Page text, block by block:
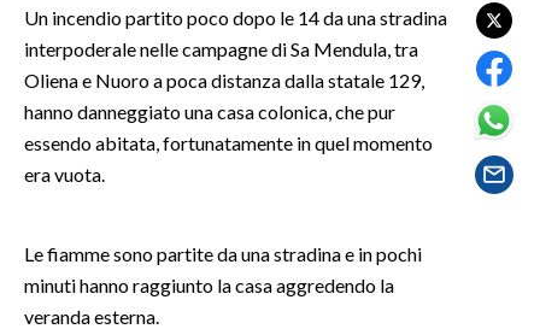
CULTURA
SALUTE
SARDI NEL MONDO
Un incendio partito poco dopo le 14 da una stradina
interpoderale nelle campagne di Sa Mendula, tra
Oliena e Nuoro a poca distanza dalla statale 129,
hanno danneggiato una casa colonica, che pur
essendo abitata, fortunatamente in quel momento
era vuota.
Le fiamme sono partite da una stradina e in pochi
minuti hanno raggiunto la casa aggredendo la
veranda esterna.